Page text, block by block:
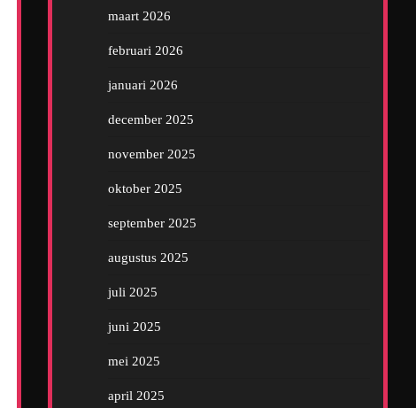
maart 2026
februari 2026
januari 2026
december 2025
november 2025
oktober 2025
september 2025
augustus 2025
juli 2025
juni 2025
mei 2025
april 2025